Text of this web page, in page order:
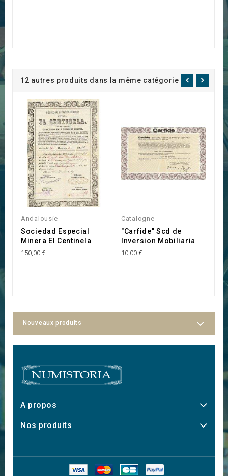
12 autres produits dans la même catégorie :
Andalousie
Sociedad Especial
Minera El Centinela
150,00 €
Catalogne
"Carfide" Scd de
Inversion Mobiliaria
10,00 €
Nouveaux produits
A propos
Nos produits